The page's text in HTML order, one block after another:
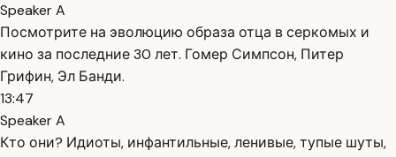
Speaker A
Посмотрите на эволюцию образа отца в серкомых и
кино за последние 30 лет. Гомер Симпсон, Питер
Грифин, Эл Банди.
13:47
Speaker A
Кто они? Идиоты, инфантильные, ленивые, тупые шуты,